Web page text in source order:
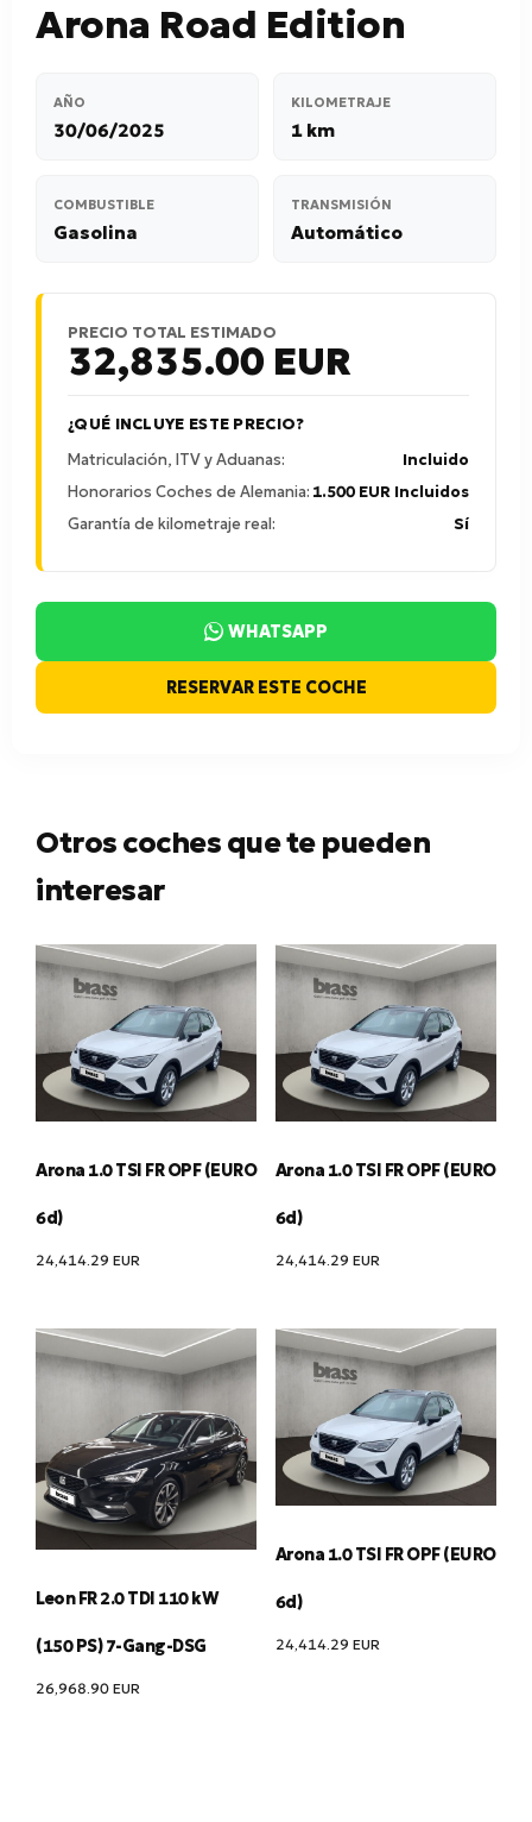
Arona Road Edition
AÑO
30/06/2025
KILOMETRAJE
1 km
COMBUSTIBLE
Gasolina
TRANSMISIÓN
Automático
PRECIO TOTAL ESTIMADO
32,835.00 EUR
¿QUÉ INCLUYE ESTE PRECIO?
Matriculación, ITV y Aduanas:
Incluido
Honorarios Coches de Alemania: 1.500 EUR Incluidos
Garantía de kilometraje real:
Sí
WHATSAPP
RESERVAR ESTE COCHE
Otros coches que te pueden
interesar
Arona 1.0 TSI FR OPF (EURO
6d)
24,414.29 EUR
Arona 1.0 TSI FR OPF (EURO
6d)
24,414.29 EUR
Leon FR 2.0 TDI 110 kW
(150 PS) 7-Gang-DSG
26,968.90 EUR
Arona 1.0 TSI FR OPF (EURO
6d)
24,414.29 EUR